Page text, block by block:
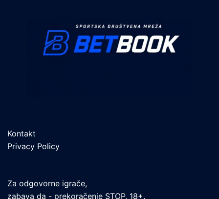
Kontakt
Privacy Policy
Za odgovorne igrače,
zabava da - prekoračenje STOP, 18+.